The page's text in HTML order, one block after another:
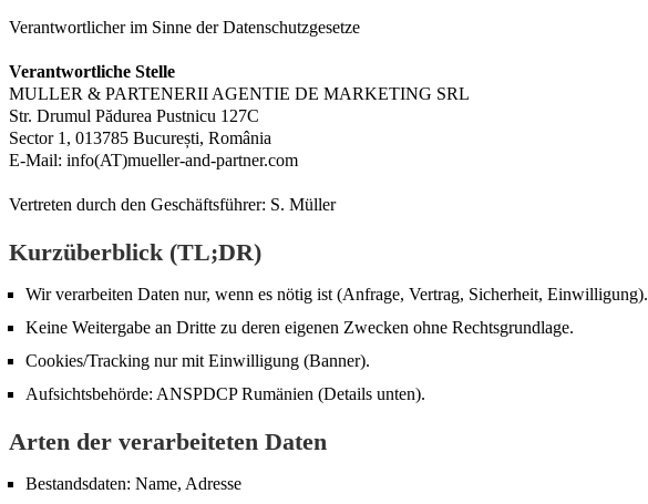
Verantwortlicher im Sinne der Datenschutzgesetze
Verantwortliche Stelle
MULLER & PARTENERII AGENTIE DE MARKETING SRL
Str. Drumul Pădurea Pustnicu 127C
Sector 1, 013785 București, România
E-Mail: info(AT)mueller-and-partner.com
Vertreten durch den Geschäftsführer: S. Müller
Kurzüberblick (TL;DR)
Wir verarbeiten Daten nur, wenn es nötig ist (Anfrage, Vertrag, Sicherheit, Einwilligung).
Keine Weitergabe an Dritte zu deren eigenen Zwecken ohne Rechtsgrundlage.
Cookies/Tracking nur mit Einwilligung (Banner).
Aufsichtsbehörde: ANSPDCP Rumänien (Details unten).
Arten der verarbeiteten Daten
Bestandsdaten: Name, Adresse